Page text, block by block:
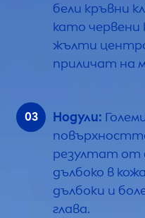
бели кръвни
като червени
жълти
приличат на
Нодули:
резултат от
дълбоко в
дълбоки и
глава.